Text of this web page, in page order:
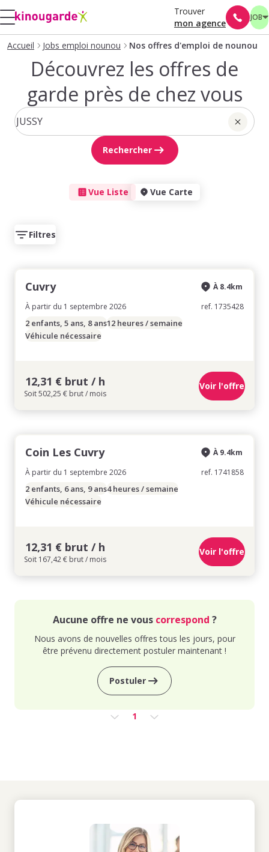
Trouver
mon agence
JOB
Accueil Jobs emploi nounou Nos offres d'emploi de nounou
Découvrez les offres de
garde près de chez vous
Rechercher
Vue Liste Vue Carte
Filtres
Cuvry
À partir du 1 septembre 2026
À 8.4km
ref. 1735428
2 enfants, 5 ans, 8 ans12 heures / semaine
Véhicule nécessaire
12,31 € brut / h
Soit 502,25 € brut / mois
Voir l'offre
Coin Les Cuvry
À partir du 1 septembre 2026
À 9.4km
ref. 1741858
2 enfants, 6 ans, 9 ans4 heures / semaine
Véhicule nécessaire
12,31 € brut / h
Soit 167,42 € brut / mois
Voir l'offre
Aucune offre ne vous correspond ?
Nous avons de nouvelles offres tous les jours, pour
être prévenu directement postuler maintenant !
Postuler
1